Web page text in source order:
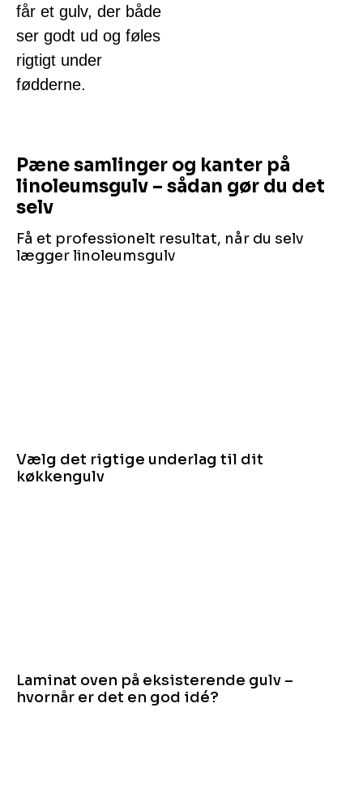
får et gulv, der både
ser godt ud og føles
rigtigt under
fødderne.
Pæne samlinger og kanter på
linoleumsgulv – sådan gør du det
selv
Få et professionelt resultat, når du selv
lægger linoleumsgulv
Vælg det rigtige underlag til dit
køkkengulv
Laminat oven på eksisterende gulv –
hvornår er det en god idé?